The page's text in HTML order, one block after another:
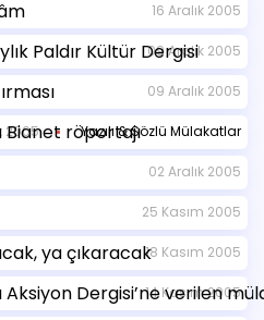
16 Aralık 2005
Paldır Kültür Dergisi
09 Aralık 2005
09 Aralık 2005
Bianet röportajı
2005 Yazılı & Sözlü Mülakatlar
02 Aralık 2005
25 Kasım 2005
ya çıkaracak18 Kasım 2005
Aksiyon Dergisi’ne verilen
14 Kasım 2005